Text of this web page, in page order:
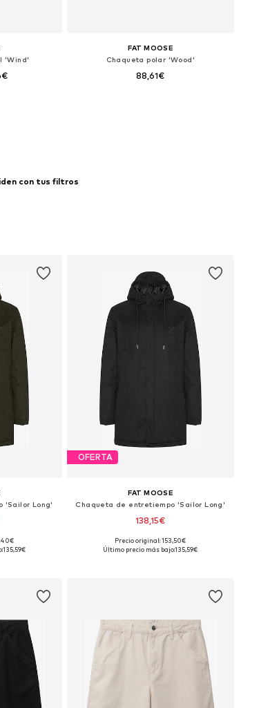
'Wind'
FAT MOOSE
Chaqueta polar 'Wood'
88,61€
con tus filtros
'Sailor Long'
XXL, XXXL
135,59€
OFERTA
FAT MOOSE
Chaqueta de entretiempo 'Sailor Long'
138,15€
Tallas disponibles: S, M, L, XL, XXL, XXXL
Precio original: 153,50€
Último precio más bajo:135,59€